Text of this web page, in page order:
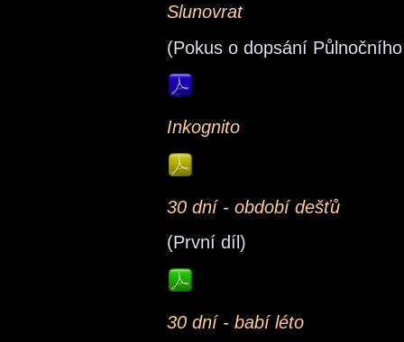
Slunovrat
(Pokus o dopsání
Inkognito
30 dní - období dešťů
(První díl)
30 dní - babí léto